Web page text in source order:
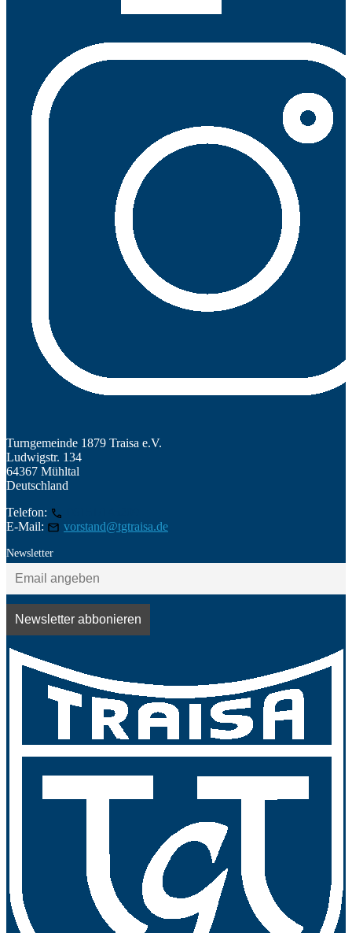
Turngemeinde 1879 Traisa e.V.
Ludwigstr. 134
64367 Mühltal
Deutschland
Telefon:
E-Mail:
vorstand@tgtraisa.de
Newsletter